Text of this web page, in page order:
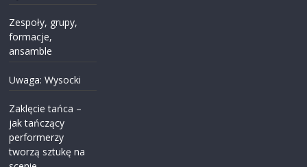
Zespoły, grupy,
formacje,
ansamble
Uwaga: Wysocki
Zaklęcie tańca –
jak tańczący
performerzy
tworzą sztukę na